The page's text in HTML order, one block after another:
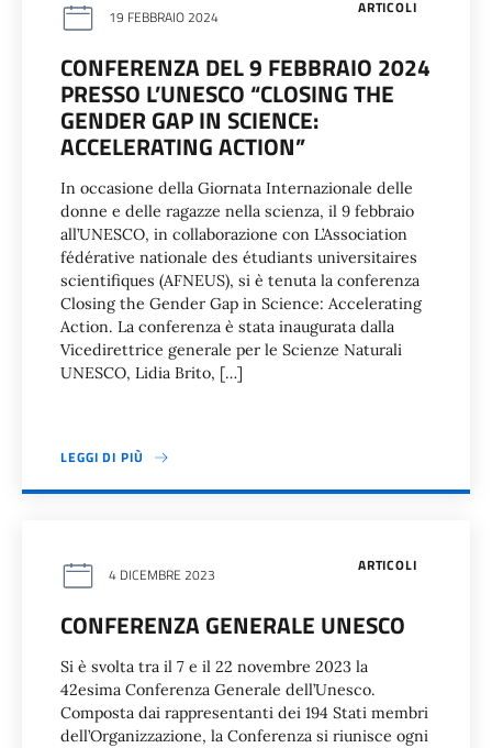
ARTICOLI
19 FEBBRAIO 2024
CONFERENZA DEL 9 FEBBRAIO 2024
PRESSO L’UNESCO “CLOSING THE
GENDER GAP IN SCIENCE:
ACCELERATING ACTION”
In occasione della Giornata Internazionale delle
donne e delle ragazze nella scienza, il 9 febbraio
all’UNESCO, in collaborazione con L’Association
fédérative nationale des étudiants universitaires
scientifiques (AFNEUS), si è tenuta la conferenza
Closing the Gender Gap in Science: Accelerating
Action. La conferenza è stata inaugurata dalla
Vicedirettrice generale per le Scienze Naturali
UNESCO, Lidia Brito, […]
LEGGI DI PIÙ
ARTICOLI
4 DICEMBRE 2023
CONFERENZA GENERALE UNESCO
Si è svolta tra il 7 e il 22 novembre 2023 la
42esima Conferenza Generale dell’Unesco.
Composta dai rappresentanti dei 194 Stati membri
dell’Organizzazione, la Conferenza si riunisce ogni